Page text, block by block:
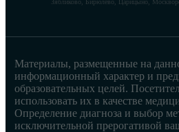
Зябликово, Бирюлёво, Царицыно,
Материалы, размещенные на
информационный характер и
образовательных целей.
использовать их в качестве
Определение диагноза и выбор
исключительной прерогативой